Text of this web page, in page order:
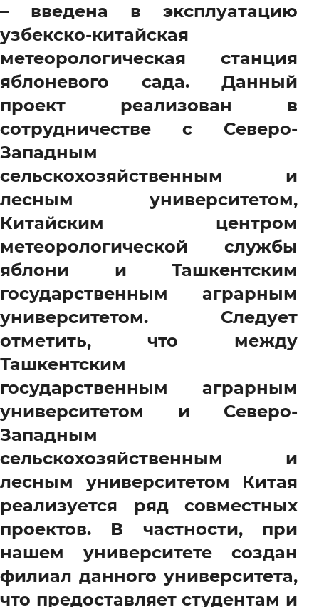
– введена в эксплуатацию
узбекско-китайская
метеорологическая станция
яблоневого сада. Данный
проект реализован в
сотрудничестве с Северо-
Западным
сельскохозяйственным и
лесным университетом,
Китайским центром
метеорологической службы
яблони и Ташкентским
государственным аграрным
университетом. Следует
отметить, что между
Ташкентским
государственным аграрным
университетом и Северо-
Западным
сельскохозяйственным и
лесным университетом Китая
реализуется ряд совместных
проектов. В частности, при
нашем университете создан
филиал данного университета,
что предоставляет студентам и